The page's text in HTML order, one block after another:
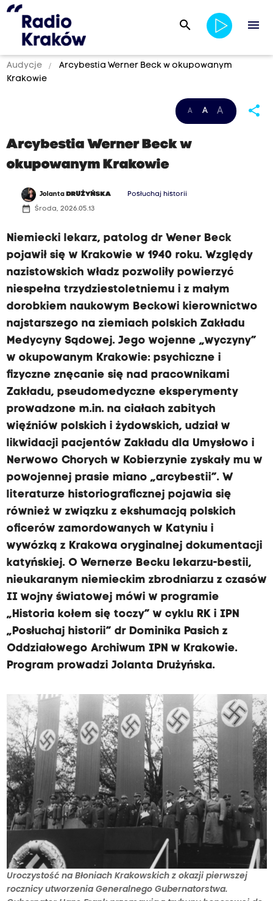
search menu
Audycje
Arcybestia Werner Beck w okupowanym
Krakowie
A A A share
Arcybestia Werner Beck w
okupowanym Krakowie
Jolanta DRUŻYŃSKA Posłuchaj historii
date_range Środa, 2026.05.13
Niemiecki lekarz, patolog dr Wener Beck
pojawił się w Krakowie w 1940 roku. Względy
nazistowskich władz pozwoliły powierzyć
niespełna trzydziestoletniemu i z małym
dorobkiem naukowym Beckowi kierownictwo
najstarszego na ziemiach polskich Zakładu
Medycyny Sądowej. Jego wojenne „wyczyny”
w okupowanym Krakowie: psychiczne i
fizyczne znęcanie się nad pracownikami
Zakładu, pseudomedyczne eksperymenty
prowadzone m.in. na ciałach zabitych
więźniów polskich i żydowskich, udział w
likwidacji pacjentów Zakładu dla Umysłowo i
Nerwowo Chorych w Kobierzynie zyskały mu w
powojennej prasie miano „arcybestii”. W
literaturze historiograficznej pojawia się
również w związku z ekshumacją polskich
oficerów zamordowanych w Katyniu i
wywózką z Krakowa oryginalnej dokumentacji
katyńskiej. O Wernerze Becku lekarzu-bestii,
nieukaranym niemieckim zbrodniarzu z czasów
II wojny światowej mówi w programie
„Historia kołem się toczy” w cyklu RK i IPN
„Posłuchaj historii” dr Dominika Pasich z
Oddziałowego Archiwum IPN w Krakowie.
Program prowadzi Jolanta Drużyńska.
Uroczystość na Błoniach Krakowskich z okazji pierwszej
rocznicy utworzenia Generalnego Gubernatorstwa.